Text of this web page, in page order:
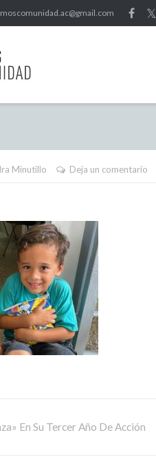
𝕏
Minutillo Deja un comentario
En Su Tercer Año De Acción